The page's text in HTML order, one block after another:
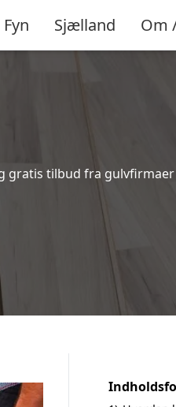
Fyn Sjælland Om
tilbud fra gulvfirmaer